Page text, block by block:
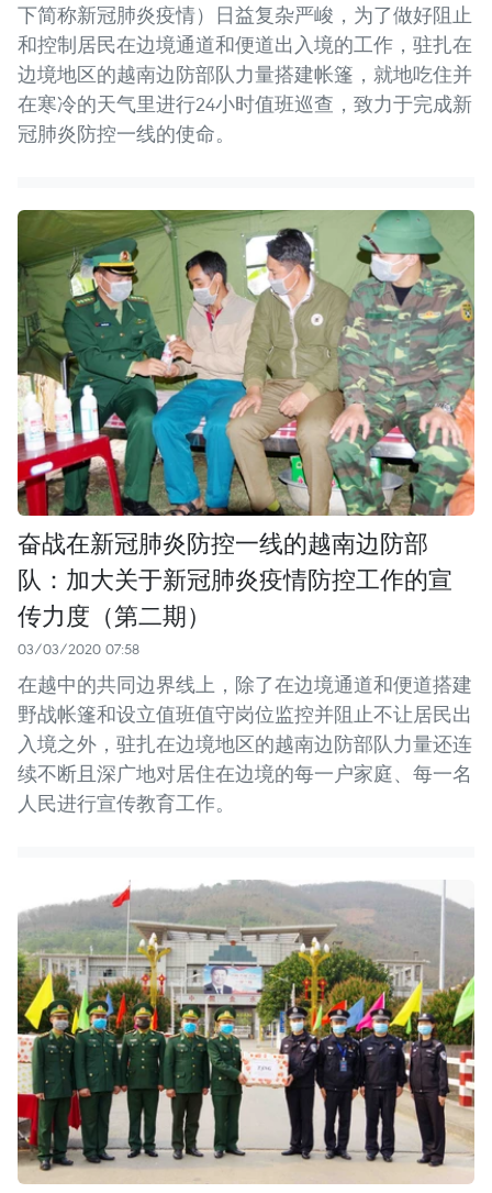
下简称新冠肺炎疫情）日益复杂严峻，为了做好阻止
和控制居民在边境通道和便道出入境的工作，驻扎在
边境地区的越南边防部队力量搭建帐篷，就地吃住并
在寒冷的天气里进行24小时值班巡查，致力于完成新
冠肺炎防控一线的使命。
奋战在新冠肺炎防控一线的越南边防部
队：加大关于新冠肺炎疫情防控工作的宣
传力度（第二期）
03/03/2020 07:58
在越中的共同边界线上，除了在边境通道和便道搭建
野战帐篷和设立值班值守岗位监控并阻止不让居民出
入境之外，驻扎在边境地区的越南边防部队力量还连
续不断且深广地对居住在边境的每一户家庭、每一名
人民进行宣传教育工作。